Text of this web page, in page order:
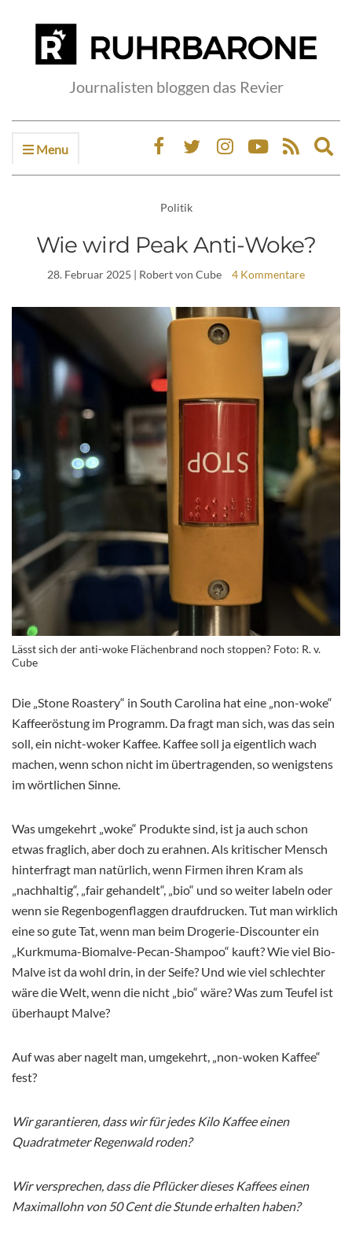
Journalisten bloggen das Revier
Menu
Politik
Wie wird Peak Anti-Woke?
28. Februar 2025 | Robert von Cube 4 Kommentare
Lässt sich der anti-woke Flächenbrand noch stoppen? Foto: R. v.
Cube
Die „Stone Roastery“ in South Carolina hat eine „non-woke“
Kaffeeröstung im Programm. Da fragt man sich, was das sein
soll, ein nicht-woker Kaffee. Kaffee soll ja eigentlich wach
machen, wenn schon nicht im übertragenden, so wenigstens
im wörtlichen Sinne.
Was umgekehrt „woke“ Produkte sind, ist ja auch schon
etwas fraglich, aber doch zu erahnen. Als kritischer Mensch
hinterfragt man natürlich, wenn Firmen ihren Kram als
„nachhaltig“, „fair gehandelt“, „bio“ und so weiter labeln oder
wenn sie Regenbogenflaggen draufdrucken. Tut man wirklich
eine so gute Tat, wenn man beim Drogerie-Discounter ein
„Kurkmuma-Biomalve-Pecan-Shampoo“ kauft? Wie viel Bio-
Malve ist da wohl drin, in der Seife? Und wie viel schlechter
wäre die Welt, wenn die nicht „bio“ wäre? Was zum Teufel ist
überhaupt Malve?
Auf was aber nagelt man, umgekehrt, „non-woken Kaffee“
fest?
Wir garantieren, dass wir für jedes Kilo Kaffee einen
Quadratmeter Regenwald roden?
Wir versprechen, dass die Pflücker dieses Kaffees einen
Maximallohn von 50 Cent die Stunde erhalten haben?